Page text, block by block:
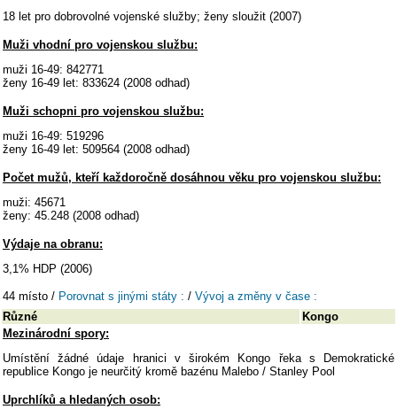
18 let pro dobrovolné vojenské služby; ženy sloužit (2007)
Muži vhodní pro vojenskou službu:
muži 16-49: 842771
ženy 16-49 let: 833624 (2008 odhad)
Muži schopni pro vojenskou službu:
muži 16-49: 519296
ženy 16-49 let: 509564 (2008 odhad)
Počet mužů, kteří každoročně dosáhnou věku pro vojenskou službu:
muži: 45671
ženy: 45.248 (2008 odhad)
Výdaje na obranu:
3,1% HDP (2006)
44 místo / Porovnat s jinými státy : / Vývoj a změny v čase :
Různé
Kongo
Mezinárodní spory:
Umístění žádné údaje hranici v širokém Kongo řeka s Demokratické
republice Kongo je neurčitý kromě bazénu Malebo / Stanley Pool
Uprchlíků a hledaných osob: